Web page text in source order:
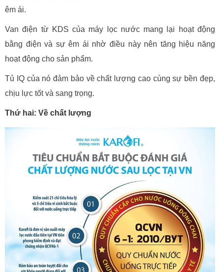
êm ái.
Van điện từ KDS của máy lọc nước mang lại hoạt động
bằng điện và sự êm ái nhờ điều này nên tăng hiệu năng
hoạt động cho sản phẩm.
Tủ IQ của nó đảm bảo về chất lượng cao cùng sự bền đẹp,
chịu lực tốt và sang trọng.
Thứ hai: Về chất lượng